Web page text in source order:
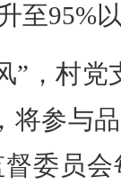
至95%
”，村
将参与
委员